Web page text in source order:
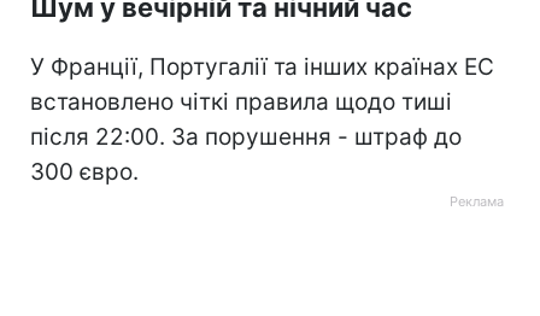
Шум у вечірній та нічний час
У Франції, Португалії та інших країнах ЕС
встановлено чіткі правила щодо тиші
після 22:00. За порушення - штраф до
300 євро.